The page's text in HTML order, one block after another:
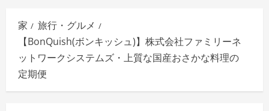
イ
マ
リ
メ
ニ
ュ
家
旅行・グルメ
【BonQuish(ボンキッシュ)】株式会社ファミリーネ
ットワークシステムズ・上質な国産おさかな料理の
定期便